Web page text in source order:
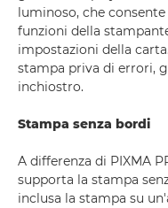
luminoso, che
funzioni della
impostazioni della
stampa priva di errori,
inchiostro.
Stampa senza bordi
A differenza di PIXMA
supporta la stampa
inclusa la stampa su